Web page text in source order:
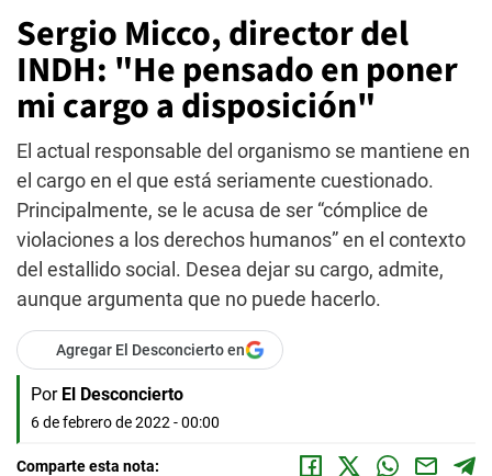
Sergio Micco, director del
INDH: "He pensado en poner
mi cargo a disposición"
El actual responsable del organismo se mantiene en
el cargo en el que está seriamente cuestionado.
Principalmente, se le acusa de ser “cómplice de
violaciones a los derechos humanos” en el contexto
del estallido social. Desea dejar su cargo, admite,
aunque argumenta que no puede hacerlo.
Agregar El Desconcierto en
Por El Desconcierto
6 de febrero de 2022 - 00:00
Comparte esta nota: